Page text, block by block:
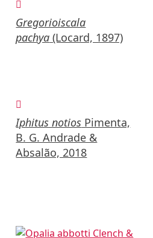
Gregorioiscala
pachya (Locard, 1897)
Iphitus notios Pimenta,
B. G. Andrade &
Absalão, 2018